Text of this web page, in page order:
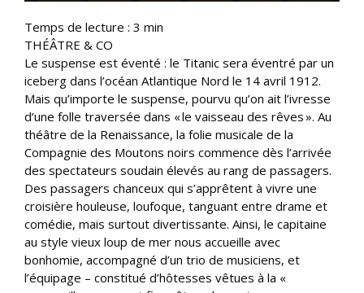
Temps de lecture : 3 min
THÉÂTRE & CO
Le suspense est éventé : le Titanic sera éventré par un
iceberg dans l’océan Atlantique Nord le 14 avril 1912.
Mais qu’importe le suspense, pourvu qu’on ait l’ivresse
d’une folle traversée dans « le vaisseau des rêves ». Au
théâtre de la Renaissance, la folie musicale de la
Compagnie des Moutons noirs commence dès l’arrivée
des spectateurs soudain élevés au rang de passagers.
Des passagers chanceux qui s’apprêtent à vivre une
croisière houleuse, loufoque, tanguant entre drame et
comédie, mais surtout divertissante. Ainsi, le capitaine
au style vieux loup de mer nous accueille avec
bonhomie, accompagné d’un trio de musiciens, et
l’équipage – constitué d’hôtesses vêtues à la «